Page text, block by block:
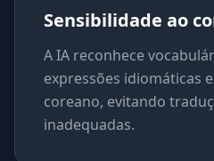
Sensibilidade ao
A IA reconhece
expressões idiomáticas
coreano, evitando
inadequadas.